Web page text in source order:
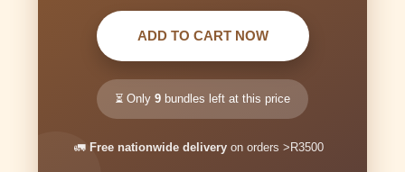
ADD TO CART NOW
⏳ Only 9 bundles left at this price
🚛 Free nationwide delivery on orders >R3500